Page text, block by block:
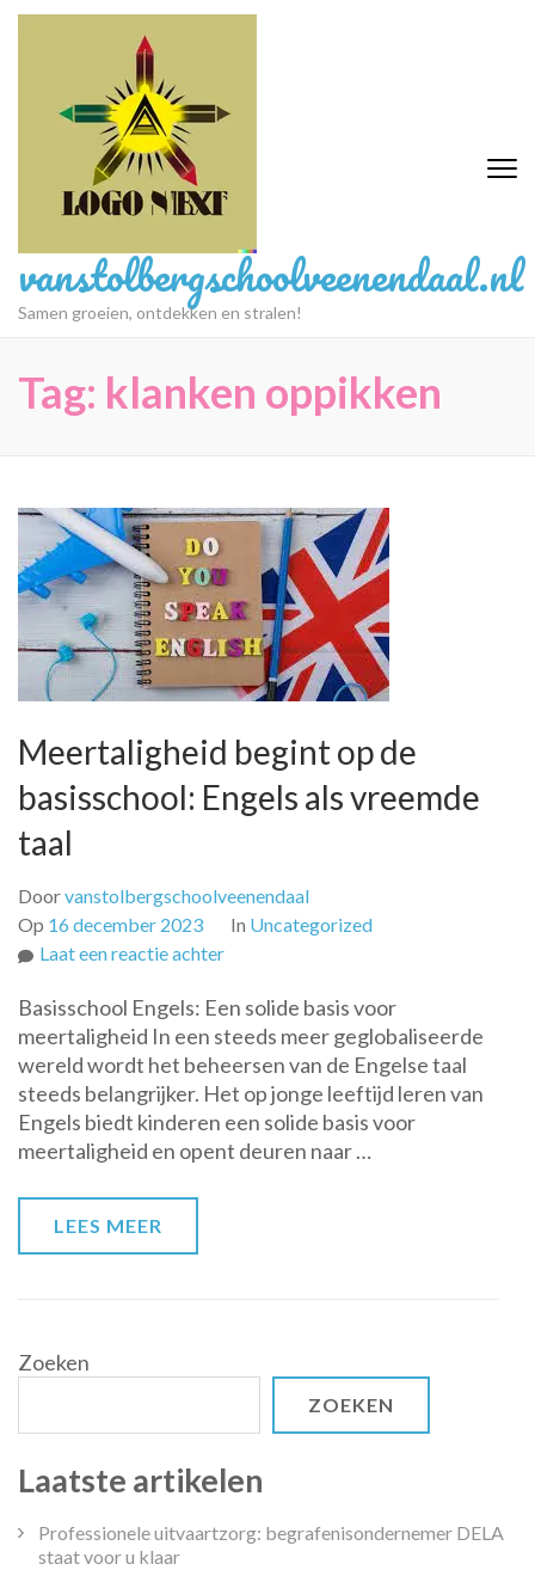
Ga
vanstolbergschoolveenendaal.nl
Samen groeien, ontdekken en stralen!
Tag: klanken oppikken
Meertaligheid begint op de
basisschool: Engels als vreemde
taal
Doorvanstolbergschoolveenendaal
Op 16 december 2023 In Uncategorized
Laat een reactie achterop
begint
op
de
basisschool:
Engels
als
Basisschool Engels: Een solide basis voor
meertaligheid In een steeds meer geglobaliseerde
wereld wordt het beheersen van de Engelse taal
steeds belangrijker. Het op jonge leeftijd leren van
Engels biedt kinderen een solide basis voor
meertaligheid en opent deuren naar …
LEES MEER
Zoeken
ZOEKEN
Laatste artikelen
Professionele uitvaartzorg: begrafenisondernemer DELA
staat voor u klaar